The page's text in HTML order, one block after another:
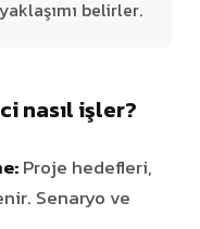
belirler.
nasıl işler?
Proje hedefleri,
Senaryo ve